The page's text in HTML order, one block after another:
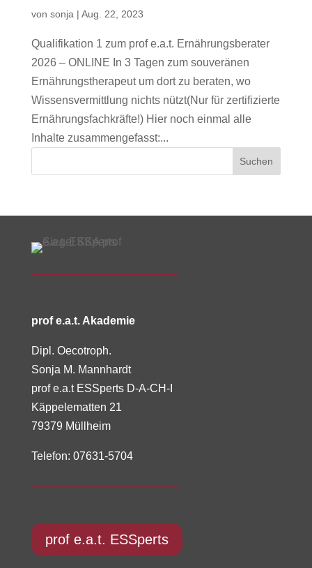
von sonja | Aug. 22, 2023
Qualifikation 1 zum prof e.a.t. Ernährungsberater
2026 – ONLINE In 3 Tagen zum souveränen
Ernährungstherapeut um dort zu beraten, wo
Wissensvermittlung nichts nützt(Nur für zertifizierte
Ernährungsfachkräfte!) Hier noch einmal alle
Inhalte zusammengefasst:...
prof e.a.t. Akademie
Dipl. Oecotroph.
Sonja M. Mannhardt
prof e.a.t ESSperts D-A-CH-I
Käppelematten 21
79379 Müllheim
Telefon: 07631-5704
prof e.a.t. ESSperts